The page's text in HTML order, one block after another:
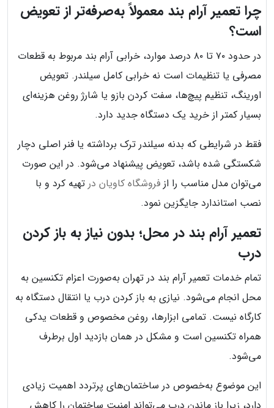
چرا تعمیر آرام بند معمولاً به‌صرفه‌تر از تعویض
است؟
در حدود ۷۰ تا ۸۰ درصد موارد، خرابی آرام بند مربوط به قطعات
مصرفی یا تنظیمات است نه خرابی کامل سیلندر. تعویض
اورینگ، تنظیم پیچ‌ها، سفت کردن بازو یا شارژ روغن هزینه‌ای
بسیار کمتر از خرید یک دستگاه جدید دارد.
فقط در شرایطی که بدنه سیلندر ترک برداشته یا فنر اصلی دچار
شکستگی شده باشد، تعویض پیشنهاد می‌شود. در این صورت
می‌توان مدل مناسب را از فروشگاه کاویان در تهیه کرد و با
نصب استاندارد جایگزین نمود.
تعمیر آرام بند در محل؛ بدون نیاز به باز کردن
درب
تمام خدمات تعمیر آرام بند در تهران به‌صورت اعزام تکنسین به
محل انجام می‌شود. نیازی به باز کردن درب یا انتقال دستگاه به
کارگاه نیست. تمامی ابزارها، روغن مخصوص و قطعات یدکی
همراه تکنسین است و مشکل در همان بازدید اول برطرف
می‌شود.
این موضوع به‌خصوص در ساختمان‌های پرتردد اهمیت زیادی